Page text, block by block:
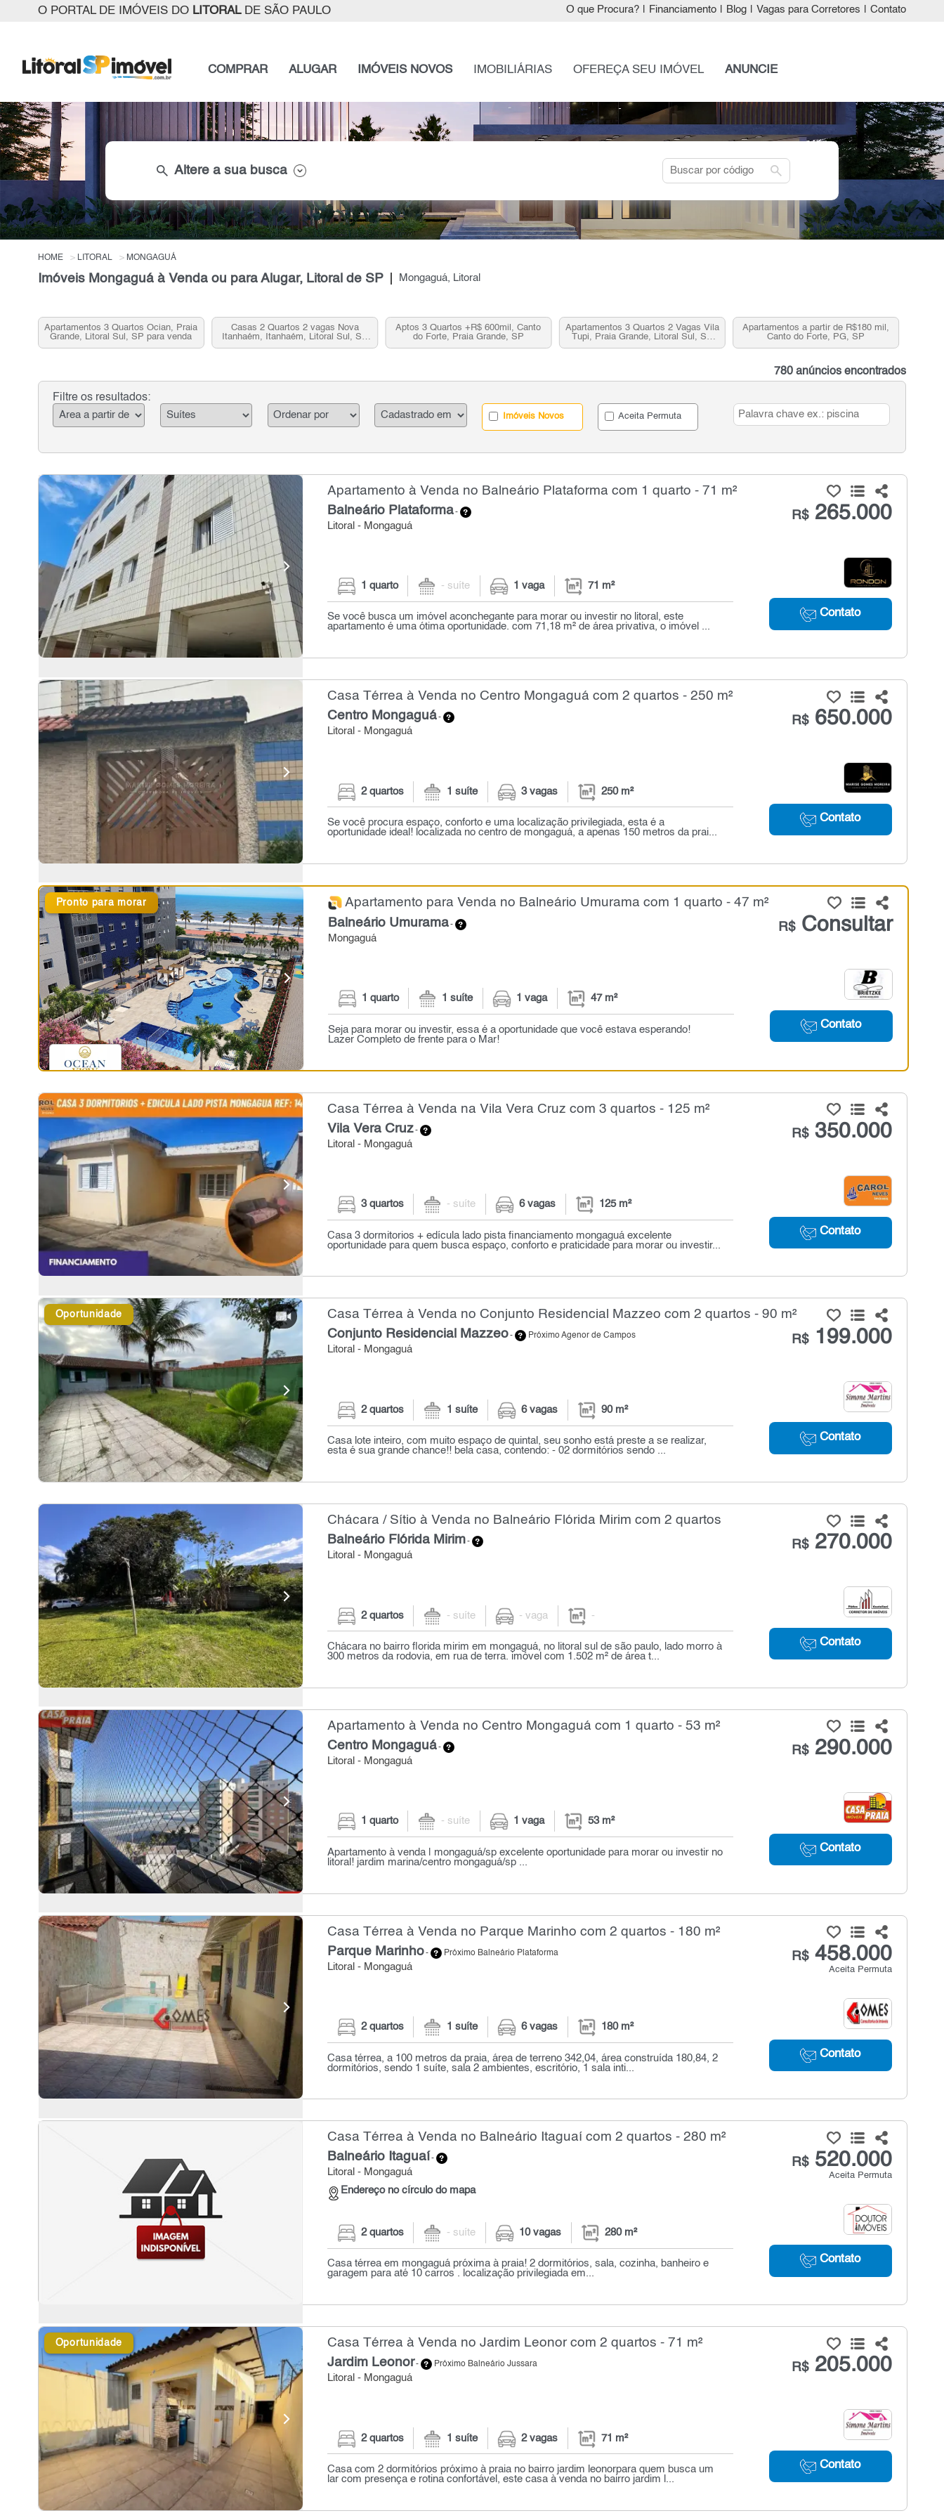
O PORTAL DE IMÓVEIS DO LITORALDE SÃO PAULO O que Procura? Financiamento Blog Vagas para Corretores Contato
COMPRAR ALUGAR IMÓVEIS NOVOS IMOBILIÁRIAS OFEREÇA SEU IMÓVEL ANUNCIE
search Altere a sua busca search
HOME LITORAL MONGAGUÁ
Imóveis Mongaguá à Venda ou para Alugar, Litoral de SP Mongaguá, Litoral
Apartamentos 3 Quartos Ocian, Praia
Grande, Litoral Sul, SP para venda
Casas 2 Quartos 2 vagas Nova
Itanhaém, Itanhaém, Litoral Sul, SP
para venda
Aptos 3 Quartos +R$ 600mil, Canto
do Forte, Praia Grande, SP
Apartamentos 3 Quartos 2 Vagas Vila
Tupi, Praia Grande, Litoral Sul, SP
para venda
Apartamentos a partir de R$180 mil,
Canto do Forte, PG, SP
780 anúncios encontrados
Filtre os resultados:
Imóveis Novos Aceita Permuta
Apartamento à Venda no Balneário Plataforma com 1 quarto - 71 m²
Balneário Plataforma-
Litoral - Mongaguá
R$265.000
Contato
1 quarto - suíte 1 vaga 71 m²
Se você busca um imóvel aconchegante para morar ou investir no litoral, este
apartamento é uma ótima oportunidade. com 71,18 m² de área privativa, o imóvel ...
Casa Térrea à Venda no Centro Mongaguá com 2 quartos - 250 m²
Centro Mongaguá-
Litoral - Mongaguá
R$650.000
Contato
2 quartos 1 suíte 3 vagas 250 m²
Se você procura espaço, conforto e uma localização privilegiada, esta é a
oportunidade ideal! localizada no centro de mongaguá, a apenas 150 metros da prai...
Pronto para morar Apartamento para Venda no Balneário Umurama com 1 quarto - 47 m²
Balneário Umurama-
Mongaguá
R$Consultar
Contato
1 quarto 1 suíte 1 vaga 47 m²
Seja para morar ou investir, essa é a oportunidade que você estava esperando!
Lazer Completo de frente para o Mar!
Casa Térrea à Venda na Vila Vera Cruz com 3 quartos - 125 m²
Vila Vera Cruz-
Litoral - Mongaguá
R$350.000
Contato
3 quartos - suíte 6 vagas 125 m²
Casa 3 dormitorios + edícula lado pista financiamento mongaguá excelente
oportunidade para quem busca espaço, conforto e praticidade para morar ou investir...
Oportunidade Casa Térrea à Venda no Conjunto Residencial Mazzeo com 2 quartos - 90 m²
Conjunto Residencial Mazzeo- Próximo Agenor de Campos
Litoral - Mongaguá
R$199.000
Contato
2 quartos 1 suíte 6 vagas 90 m²
Casa lote inteiro, com muito espaço de quintal, seu sonho está preste a se realizar,
esta é sua grande chance!! bela casa, contendo: - 02 dormitórios sendo ...
Chácara / Sítio à Venda no Balneário Flórida Mirim com 2 quartos
Balneário Flórida Mirim-
Litoral - Mongaguá
R$270.000
Contato
2 quartos - suíte - vaga -
Chácara no bairro florida mirim em mongaguá, no litoral sul de são paulo, lado morro à
300 metros da rodovia, em rua de terra. imóvel com 1.502 m² de área t...
Apartamento à Venda no Centro Mongaguá com 1 quarto - 53 m²
Centro Mongaguá-
Litoral - Mongaguá
R$290.000
Contato
1 quarto - suíte 1 vaga 53 m²
Apartamento à venda | mongaguá/sp excelente oportunidade para morar ou investir no
litoral! jardim marina/centro mongaguá/sp ...
Casa Térrea à Venda no Parque Marinho com 2 quartos - 180 m²
Parque Marinho- Próximo Balneário Plataforma
Litoral - Mongaguá
R$458.000
Aceita Permuta
Contato
2 quartos 1 suíte 6 vagas 180 m²
Casa térrea, a 100 metros da praia, área de terreno 342,04, área construída 180,84, 2
dormitórios, sendo 1 suíte, sala 2 ambientes, escritório, 1 sala inti...
Casa Térrea à Venda no Balneário Itaguaí com 2 quartos - 280 m²
Balneário Itaguaí -
Litoral - Mongaguá
Endereço no círculo do mapa
R$520.000
Aceita Permuta
Contato
2 quartos - suíte 10 vagas 280 m²
Casa térrea em mongaguá próxima à praia! 2 dormitórios, sala, cozinha, banheiro e
garagem para até 10 carros . localização privilegiada em...
Oportunidade Casa Térrea à Venda no Jardim Leonor com 2 quartos - 71 m²
Jardim Leonor- Próximo Balneário Jussara
Litoral - Mongaguá
R$205.000
Contato
2 quartos 1 suíte 2 vagas 71 m²
Casa com 2 dormitórios próximo à praia no bairro jardim leonorpara quem busca um
lar com presença e rotina confortável, este casa à venda no bairro jardim l...